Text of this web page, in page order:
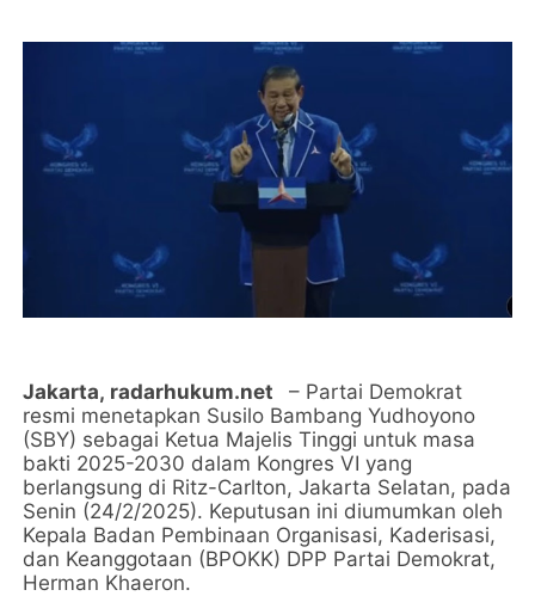
Jakarta, radarhukum.net
– Partai Demokrat
resmi menetapkan Susilo Bambang Yudhoyono
(SBY) sebagai Ketua Majelis Tinggi untuk masa
bakti 2025-2030 dalam Kongres VI yang
berlangsung di Ritz-Carlton, Jakarta Selatan, pada
Senin (24/2/2025). Keputusan ini diumumkan oleh
Kepala Badan Pembinaan Organisasi, Kaderisasi,
dan Keanggotaan (BPOKK) DPP Partai Demokrat,
Herman Khaeron.